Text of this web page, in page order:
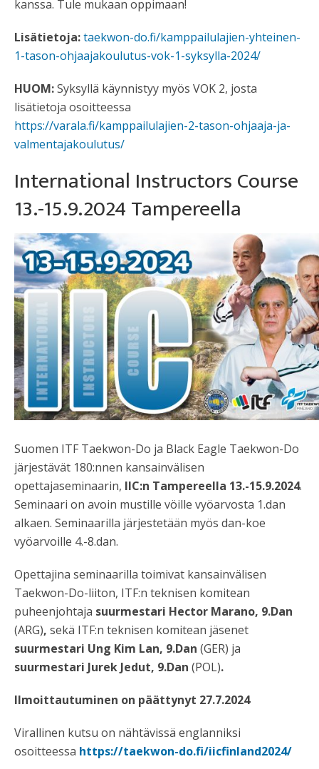
kanssa. Tule mukaan oppimaan!
Lisätietoja:taekwon-do.fi/kamppailulajien-yhteinen-
1-tason-ohjaajakoulutus-vok-1-syksylla-2024/
HUOM:Syksyllä käynnistyy myös VOK 2, josta
lisätietoja osoitteessa
https://varala.fi/kamppailulajien-2-tason-ohjaaja-ja-
valmentajakoulutus/
International Instructors Course
13.-15.9.2024 Tampereella
Suomen ITF Taekwon-Do ja Black Eagle Taekwon-Do
järjestävät 180:nnen kansainvälisen
opettajaseminaarin, IIC:n Tampereella 13.-15.9.2024.
Seminaari on avoin mustille vöille vyöarvosta 1.dan
alkaen. Seminaarilla järjestetään myös dan-koe
vyöarvoille 4.-8.dan.
Opettajina seminaarilla toimivat kansainvälisen
Taekwon-Do-liiton, ITF:n teknisen komitean
puheenjohtaja suurmestari Hector Marano, 9.Dan
(ARG), sekä ITF:n teknisen komitean jäsenet
suurmestari Ung Kim Lan, 9.Dan (GER) ja
suurmestari Jurek Jedut, 9.Dan (POL).
Ilmoittautuminen on päättynyt 27.7.2024
Virallinen kutsu on nähtävissä englanniksi
osoitteessa https://taekwon-do.fi/iicfinland2024/